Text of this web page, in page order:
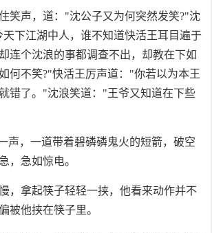
笑声，道："沈公子又为何突然发笑?"沈
下江湖中人，谁不知道快活王耳目遍于
连个沈浪的事都调查不出，却教在下如
不笑?"快活王厉声道："你若以为本王
错了。"沈浪笑道："王爷又知道在下些
声，一道带着碧磷磷鬼火的短箭，破空
，急如惊电。
，拿起筷子轻轻一挟，他看来动作并不
被他挟在筷子里。